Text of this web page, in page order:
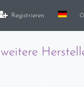
Registrieren 0
weitere